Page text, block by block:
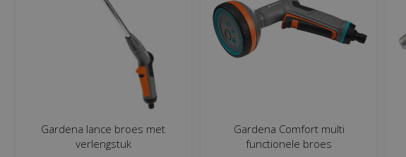
Gardena lance broes met
verlengstuk
Gardena Comfort multi
functionele broes